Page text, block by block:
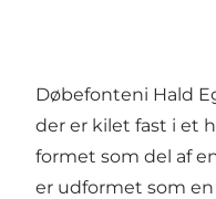
Døbefonteni Hald
der er kilet fast i et
formet som del af
er udformet som